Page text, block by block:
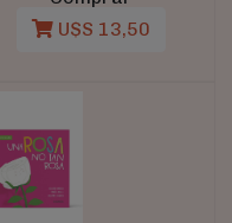
U$S 13,50